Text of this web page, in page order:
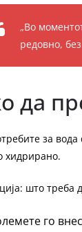
„Во
редовно,
да
за вода
хидрирано.
што треба
го